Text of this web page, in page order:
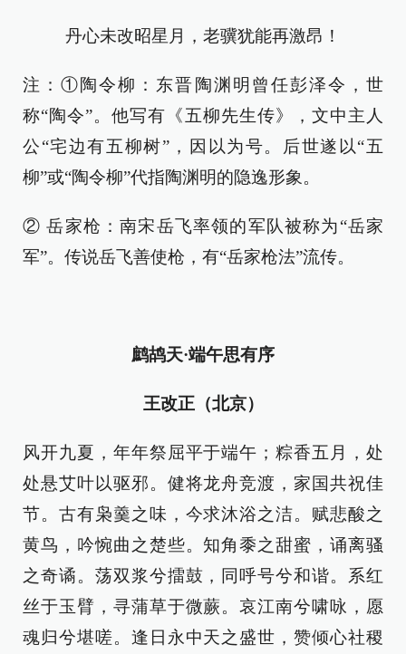
丹心未改昭星月，老骥犹能再激昂！
注：①陶令柳：东晋陶渊明曾任彭泽令，世
称“陶令”。他写有《五柳先生传》，文中主人
公“宅边有五柳树”，因以为号。后世遂以“五
柳”或“陶令柳”代指陶渊明的隐逸形象。
② 岳家枪：南宋岳飞率领的军队被称为“岳家
军”。传说岳飞善使枪，有“岳家枪法”流传。
鹧鸪天·端午思有序
王改正（北京）
风开九夏，年年祭屈平于端午；粽香五月，处
处悬艾叶以驱邪。健将龙舟竞渡，家国共祝佳
节。古有枭羹之味，今求沐浴之洁。赋悲酸之
黄鸟，吟惋曲之楚些。知角黍之甜蜜，诵离骚
之奇谲。荡双浆兮擂鼓，同呼号兮和谐。系红
丝于玉臂，寻蒲草于微蕨。哀江南兮啸咏，愿
魂归兮堪嗟。逢日永中天之盛世，赞倾心社稷